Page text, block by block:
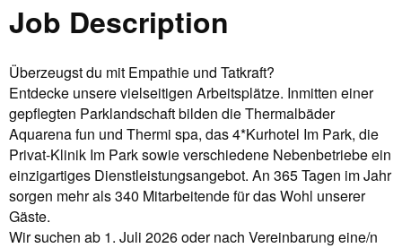
Job Description
Überzeugst du mit Empathie und Tatkraft?
Entdecke unsere vielseitigen Arbeitsplätze. Inmitten einer
gepflegten Parklandschaft bilden die Thermalbäder
Aquarena fun und Thermi spa, das 4*Kurhotel Im Park, die
Privat-Klinik Im Park sowie verschiedene Nebenbetriebe ein
einzigartiges Dienstleistungsangebot. An 365 Tagen im Jahr
sorgen mehr als 340 Mitarbeitende für das Wohl unserer
Gäste.
Wir suchen ab 1. Juli 2026 oder nach Vereinbarung eine/n